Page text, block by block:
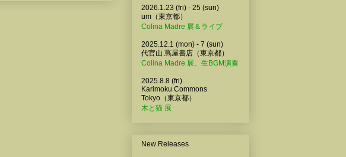
2026.1.23 (fri) - 25 (sun)
um（東京都）
Colina Madre 展＆ライブ
2025.12.1 (mon) - 7 (sun)
代官山 蔦屋書店（東京都）
Colina Madre 展、生BGM演奏
2025.8.8 (fri)
Karimoku Commons
Tokyo（東京都）
木と猫 展
New Releases